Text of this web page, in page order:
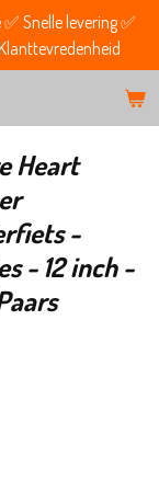
Snelle levering ✅
Heart
-
- 12 inch -